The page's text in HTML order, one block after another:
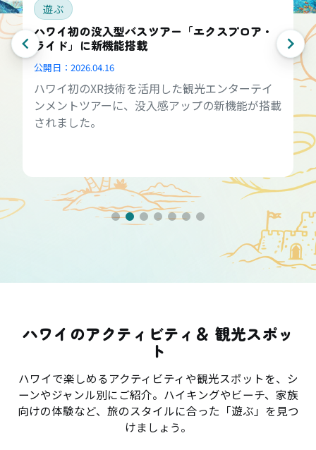
遊ぶ
ハワイ初の没入型バスツアー「エクスプロア・
ライド」に新機能搭載
公開日： 2026.04.16
ハワイ初のXR技術を活用した観光エンターテイ
ンメントツアーに、没入感アップの新機能が搭載
されました。
ハワイのアクティビティ＆ 観光スポッ
ト
ハワイで楽しめるアクティビティや観光スポットを、シ
ーンやジャンル別にご紹介。ハイキングやビーチ、家族
向けの体験など、旅のスタイルに合った「遊ぶ」を見つ
けましょう。